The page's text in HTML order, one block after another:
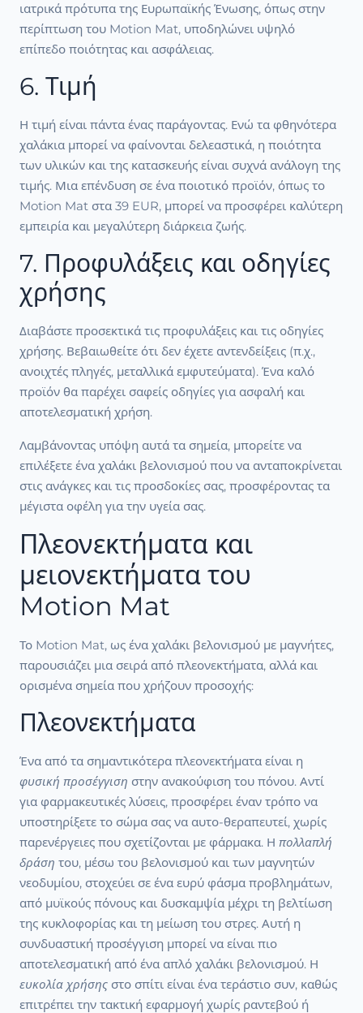
ιατρικά πρότυπα της Ευρωπαϊκής Ένωσης, όπως στην
περίπτωση του Motion Mat, υποδηλώνει υψηλό
επίπεδο ποιότητας και ασφάλειας.
6. Τιμή
Η τιμή είναι πάντα ένας παράγοντας. Ενώ τα φθηνότερα
χαλάκια μπορεί να φαίνονται δελεαστικά, η ποιότητα
των υλικών και της κατασκευής είναι συχνά ανάλογη της
τιμής. Μια επένδυση σε ένα ποιοτικό προϊόν, όπως το
Motion Mat στα 39 EUR, μπορεί να προσφέρει καλύτερη
εμπειρία και μεγαλύτερη διάρκεια ζωής.
7. Προφυλάξεις και οδηγίες
χρήσης
Διαβάστε προσεκτικά τις προφυλάξεις και τις οδηγίες
χρήσης. Βεβαιωθείτε ότι δεν έχετε αντενδείξεις (π.χ.,
ανοιχτές πληγές, μεταλλικά εμφυτεύματα). Ένα καλό
προϊόν θα παρέχει σαφείς οδηγίες για ασφαλή και
αποτελεσματική χρήση.
Λαμβάνοντας υπόψη αυτά τα σημεία, μπορείτε να
επιλέξετε ένα χαλάκι βελονισμού που να ανταποκρίνεται
στις ανάγκες και τις προσδοκίες σας, προσφέροντας τα
μέγιστα οφέλη για την υγεία σας.
Πλεονεκτήματα και
μειονεκτήματα του
Motion Mat
Το Motion Mat, ως ένα χαλάκι βελονισμού με μαγνήτες,
παρουσιάζει μια σειρά από πλεονεκτήματα, αλλά και
ορισμένα σημεία που χρήζουν προσοχής:
Πλεονεκτήματα
Ένα από τα σημαντικότερα πλεονεκτήματα είναι η
φυσική προσέγγιση στην ανακούφιση του πόνου. Αντί
για φαρμακευτικές λύσεις, προσφέρει έναν τρόπο να
υποστηρίξετε το σώμα σας να αυτο-θεραπευτεί, χωρίς
παρενέργειες που σχετίζονται με φάρμακα. Η πολλαπλή
δράση του, μέσω του βελονισμού και των μαγνητών
νεοδυμίου, στοχεύει σε ένα ευρύ φάσμα προβλημάτων,
από μυϊκούς πόνους και δυσκαμψία μέχρι τη βελτίωση
της κυκλοφορίας και τη μείωση του στρες. Αυτή η
συνδυαστική προσέγγιση μπορεί να είναι πιο
αποτελεσματική από ένα απλό χαλάκι βελονισμού. Η
ευκολία χρήσης στο σπίτι είναι ένα τεράστιο συν, καθώς
επιτρέπει την τακτική εφαρμογή χωρίς ραντεβού ή